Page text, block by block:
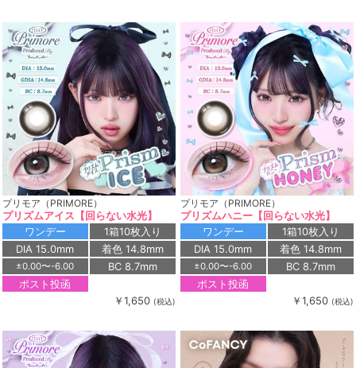
プリモア（PRIMORE）
プリズムアイス【回らない水光】
ワンデー
1箱10枚入り
DIA 15.0mm
着色 14.8mm
±0.00〜-6.00
BC 8.7mm
ポスト投函
￥1,650 (税込)
プリモア（PRIMORE）
プリズムハニー【回らない水光】
ワンデー
1箱10枚入り
DIA 15.0mm
着色 14.8mm
±0.00〜-6.00
BC 8.7mm
ポスト投函
￥1,650 (税込)